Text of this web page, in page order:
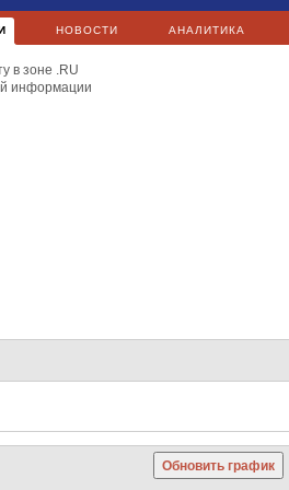
НОВОСТИ АНАЛИТИКА
в зоне .RU
информации
Сургутнефтегаз
Яндекс
Mail.Ru
Nikkei 225